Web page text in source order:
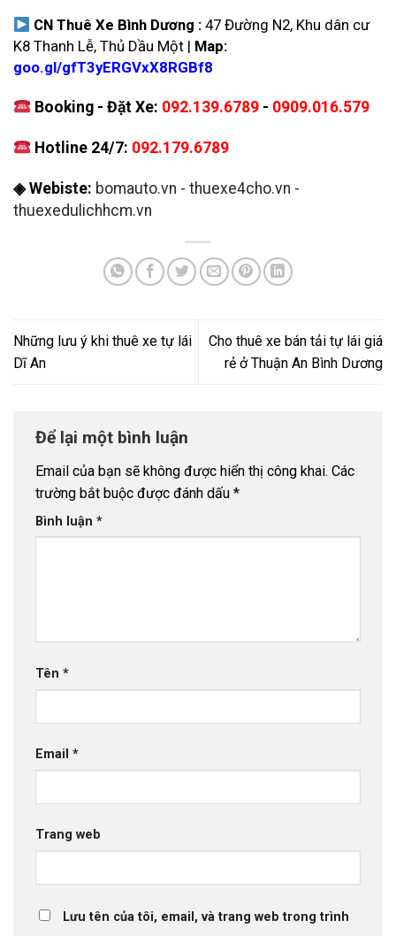
CN Thuê Xe Bình Dương :47 Đường N2, Khu dân cư
K8 Thanh Lễ, Thủ Dầu Một | Map:
goo.gl/gfT3yERGVxX8RGBf8
Booking - Đặt Xe: 092.139.6789 - 0909.016.579
Hotline 24/7: 092.179.6789
◈ Webiste: bomauto.vn - thuexe4cho.vn -
thuexedulichhcm.vn
Những lưu ý khi thuê xe tự lái
Dĩ An
Cho thuê xe bán tải tự lái giá
rẻ ở Thuận An Bình Dương
Để lại một bình luận
Email của bạn sẽ không được hiển thị công khai. Các
trường bắt buộc được đánh dấu *
Bình luận *
Tên *
Email *
Trang web
Lưu tên của tôi, email, và trang web trong trình